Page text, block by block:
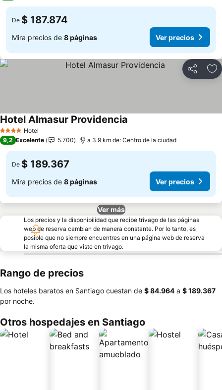
De $ 187.874
Mira precios de 8 páginas Ver precios
Compartir
4 EstrellasHotel
Hotel Almasur Providencia
9,2 Excelente 5.700 a 3.9 km de: Centro de la ciudad
De $ 189.367
Mira precios de 8 páginas Ver precios
Ver más
Los precios y la disponibilidad que recibe trivago de las páginas
web de reserva cambian de manera constante. Por lo tanto, es
posible que no siempre encuentres en una página web de reserva
la misma oferta que viste en trivago.
Rango de precios
Los hoteles baratos en Santiago cuestan de ‎$ 84.964 a ‎$ 189.367
por noche.
Otros hospedajes en Santiago